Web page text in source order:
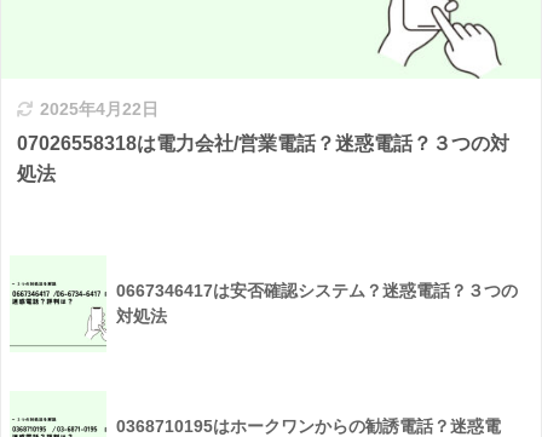
2025年4月22日
07026558318は電力会社/営業電話？迷惑電話？３つの対
処法
0667346417は安否確認システム？迷惑電話？３つの
対処法
0368710195はホークワンからの勧誘電話？迷惑電